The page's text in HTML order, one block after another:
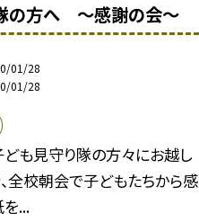
の方へ 〜感謝の会〜
01/28
01/28
も見守り隊の方々にお越し
全校朝会で子どもたちから感
...